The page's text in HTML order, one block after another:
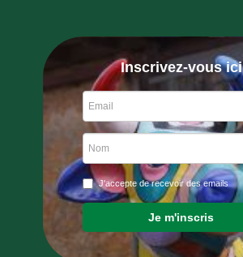
Inscrivez-vous ici
J'accepte de recevoir des emails
Je m'inscris